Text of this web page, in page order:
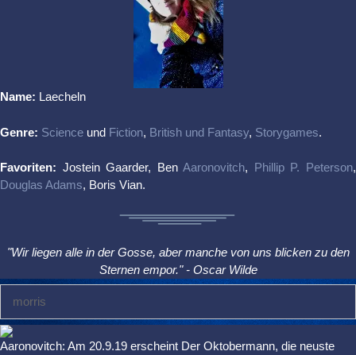
Name: Laecheln
Genre: Science und Fiction, British und Fantasy, Storygames.
Favoriten: Jostein Gaarder, BenAaronovitch, Phillip P. Peterson,
Douglas Adams, Boris Vian.
"Wir liegen alle in der Gosse, aber manche von uns blicken zu den
Sternen empor." - Oscar Wilde
nach:
Aaronovitch: Am 20.9.19 erscheint Der Oktobermann, die neuste